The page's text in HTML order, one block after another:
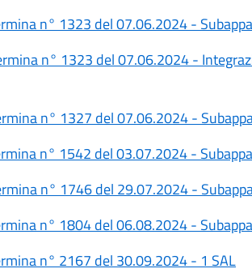
n° 1323 del 07.06.2024 -
n° 1323 del 07.06.2024 -
n° 1327 del 07.06.2024 -
n° 1542 del 03.07.2024 -
n° 1746 del 29.07.2024 -
n° 1804 del 06.08.2024 -
n° 2167 del 30.09.2024 - 1 SAL